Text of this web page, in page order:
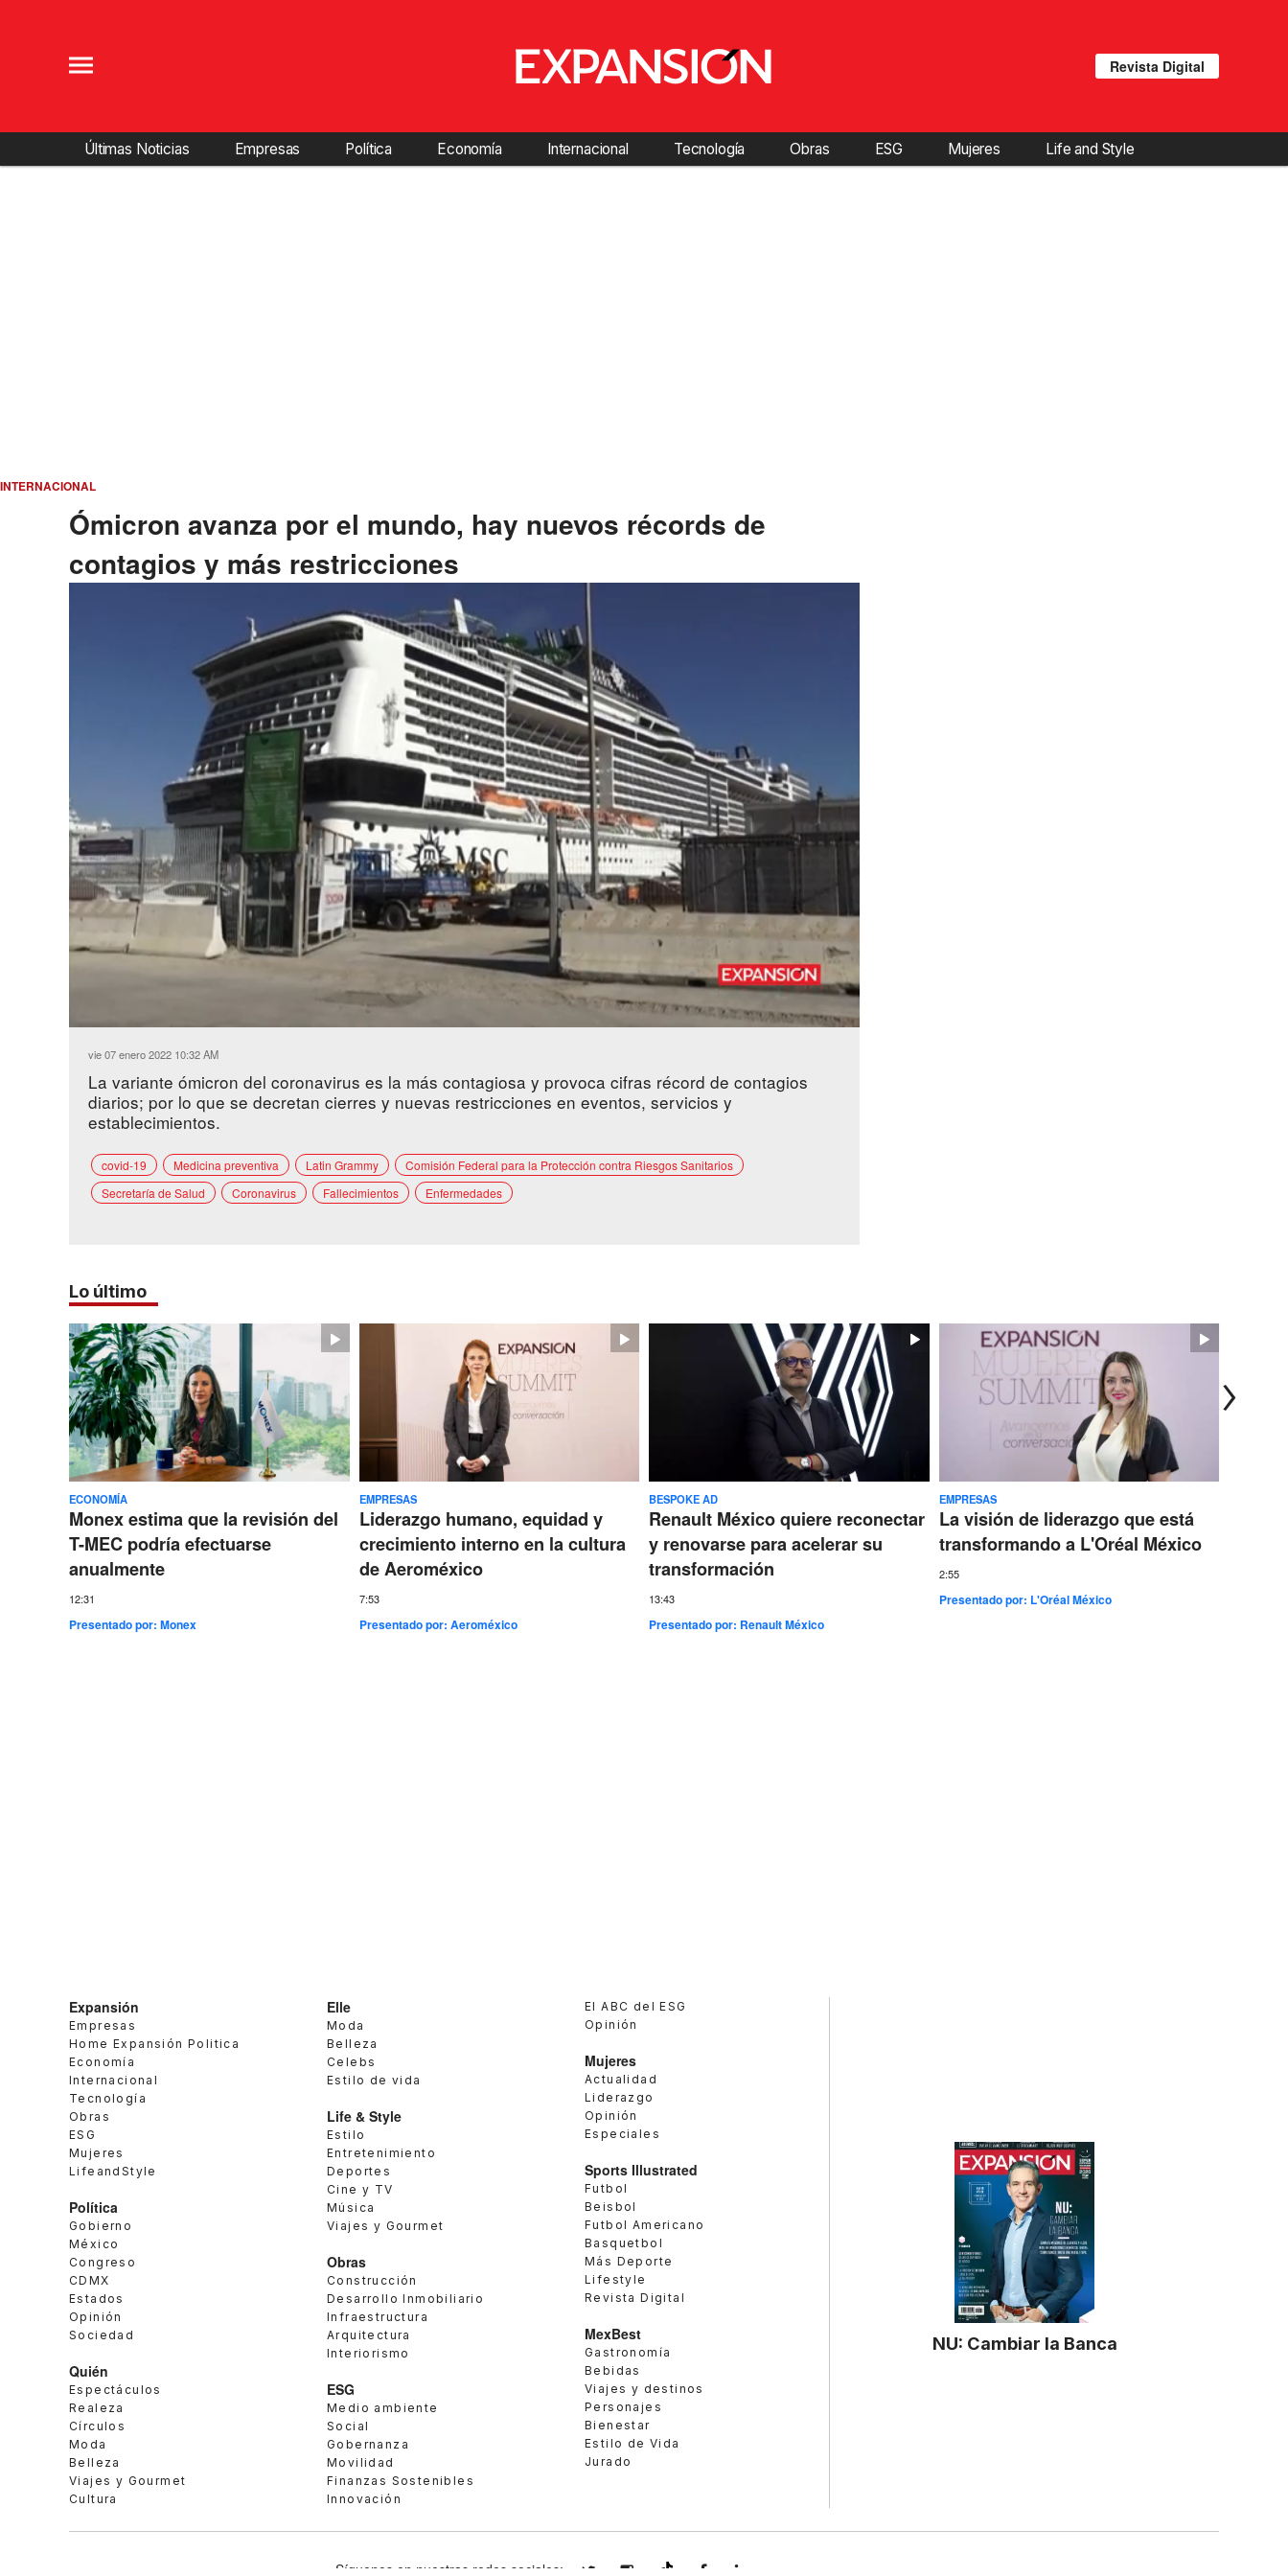
Revista Digital
Últimas Noticias Empresas Política Economía Internacional Tecnología Obras ESG Mujeres Life and Style
INTERNACIONAL
Ómicron avanza por el mundo, hay nuevos récords de
contagios y más restricciones
24.48%
vie 07 enero 2022 10:32 AM
La variante ómicron del coronavirus es la más contagiosa y provoca cifras récord de contagios
diarios; por lo que se decretan cierres y nuevas restricciones en eventos, servicios y
establecimientos.
covid-19 Medicina preventiva Latin Grammy
Comisión Federal para la Protección contra Riesgos Sanitarios
Secretaría de Salud
Coronavirus Fallecimientos Enfermedades
Lo último
ECONOMÍA
Monex estima que la revisión del
T-MEC podría efectuarse
anualmente
12:31
Presentado por:Monex
EMPRESAS
Liderazgo humano, equidad y
crecimiento interno en la cultura
de Aeroméxico
7:53
Presentado por: Aeroméxico
BESPOKE AD
Renault México quiere reconectar
y renovarse para acelerar su
transformación
13:43
Presentado por: Renault México
EMPRESAS
La visión de liderazgo que está
transformando a L'Oréal México
2:55
Presentado por: L'Oréal México
Expansión
Empresas
Home Expansión Politica
Economía
Internacional
Tecnología
Obras
ESG
Mujeres
LifeandStyle
Política
Gobierno
México
Congreso
CDMX
Estados
Opinión
Sociedad
Quién
Espectáculos
Realeza
Círculos
Moda
Belleza
Viajes y Gourmet
Cultura
Elle
Moda
Belleza
Celebs
Estilo de vida
Life & Style
Estilo
Entretenimiento
Deportes
Cine y TV
Música
Viajes y Gourmet
Obras
Construcción
Desarrollo Inmobiliario
Infraestructura
Arquitectura
Interiorismo
ESG
Medio ambiente
Social
Gobernanza
Movilidad
Finanzas Sostenibles
Innovación
El ABC del ESG
Opinión
Mujeres
Actualidad
Liderazgo
Opinión
Especiales
Sports Illustrated
Futbol
Beisbol
Futbol Americano
Basquetbol
Más Deporte
Lifestyle
Revista Digital
MexBest
Gastronomía
Bebidas
Viajes y destinos
Personajes
Bienestar
Estilo de Vida
Jurado
NU: Cambiar la Banca
Síguenos en nuestras redes sociales: expansionmxexpansionmx ExpansionMex